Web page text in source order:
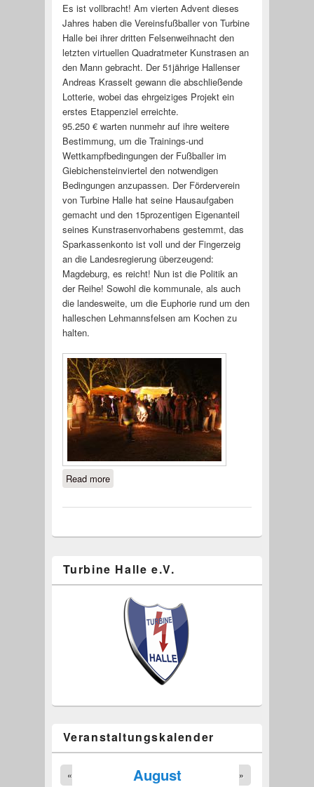
Es ist vollbracht! Am vierten Advent dieses
Jahres haben die Vereinsfußballer von Turbine
Halle bei ihrer dritten Felsenweihnacht den
letzten virtuellen Quadratmeter Kunstrasen an
den Mann gebracht. Der 51jährige Hallenser
Andreas Krasselt gewann die abschließende
Lotterie, wobei das ehrgeiziges Projekt ein
erstes Etappenziel erreichte.
95.250 € warten nunmehr auf ihre weitere
Bestimmung, um die Trainings-und
Wettkampfbedingungen der Fußballer im
Giebichensteinviertel den notwendigen
Bedingungen anzupassen. Der Förderverein
von Turbine Halle hat seine Hausaufgaben
gemacht und den 15prozentigen Eigenanteil
seines Kunstrasenvorhabens gestemmt, das
Sparkassenkonto ist voll und der Fingerzeig
an die Landesregierung überzeugend:
Magdeburg, es reicht! Nun ist die Politik an
der Reihe! Sowohl die kommunale, als auch
die landesweite, um die Euphorie rund um den
halleschen Lehmannsfelsen am Kochen zu
halten.
Read moreabout „Der Deckel ist drauf“: Bau des
Turbine Halle e.V.
Veranstaltungskalender
August
« »